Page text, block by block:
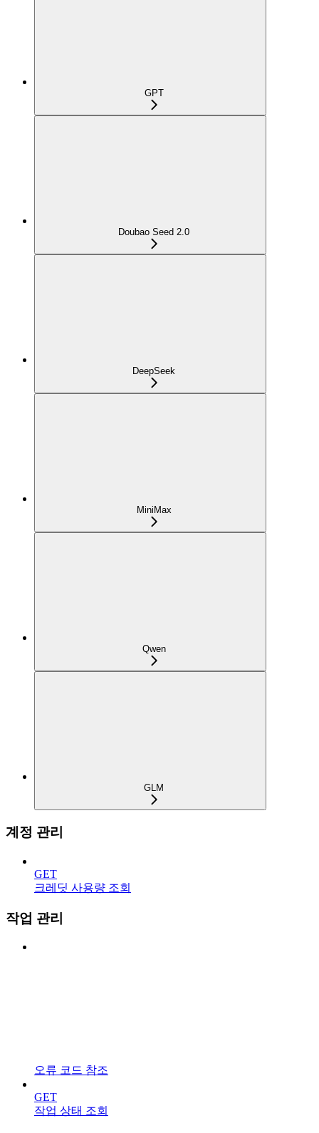
GPT
Doubao Seed 2.0
DeepSeek
MiniMax
Qwen
GLM
계정 관리
GET
크레딧 사용량 조회
작업 관리
오류 코드 참조
GET
작업 상태 조회